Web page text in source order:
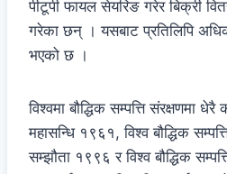
पीटूपी फायल सेयरिङ गरेर बिक्री
गरेका छन् । यसबाट प्रतिलिपि
भएको छ ।
विश्वमा बौद्धिक सम्पत्ति संरक्षणमा
महासन्धि १९६१, विश्व बौद्धिक
सम्झौता १९९६ र विश्व बौद्धिक